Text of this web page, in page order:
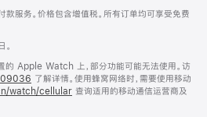
服务。价格包含增值税。所有订单均可享受免费
Apple Watch 上，部分功能可能无法使用。访
(在
新
了解详情。使用蜂窝网络时，需要使用移动
watch/cellular 查询适用的移动通信运营商及